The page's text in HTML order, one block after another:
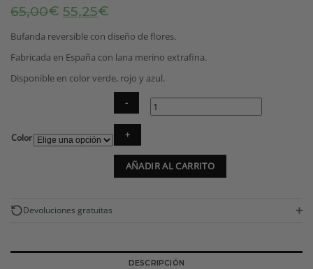
65,00€ El
precio
original
era:
65,00€.
55,25€
actual
es:
55,25€.
Bufanda reversible con diseño de flores.
Fabricada en España con lana merino extrafina.
Disponible en color verde, rojo y azul.
Color
lana
merino
reversible
AÑADIR AL CARRITO
Devoluciones gratuitas +
DESCRIPCIÓN